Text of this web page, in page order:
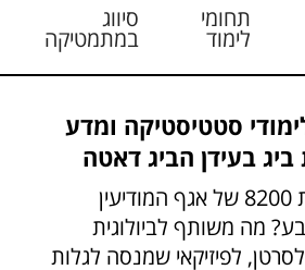
תחומי
לימוד
סיווג
במתמטיקה
סטטיסטיקה ומדע
ביג בעידן הביג דאטה
מה משותף ליחידת 8200 של אגף המודיעין
מה משותף לביולוגית
לפיזיקאי שמנסה לגלות